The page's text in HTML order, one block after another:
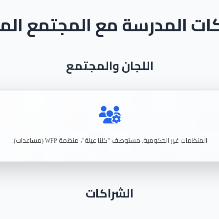
المدرسة مع المجتمع
اللجان والمجتمع
المنظماتغيرالحكومية: مستوصف "كلناعيلة"، منظمة WFP ( مساعدات).
الشراكات